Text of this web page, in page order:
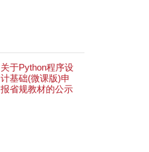
关于Python程序设
计基础(微课版)申
报省规教材的公示